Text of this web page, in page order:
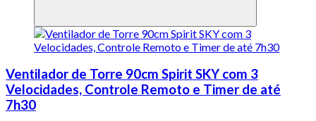
Ventilador de Torre 90cm Spirit SKY com 3
Velocidades, Controle Remoto e Timer de até
7h30